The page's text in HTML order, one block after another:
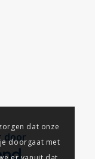
door
dat onze
doorgaat met